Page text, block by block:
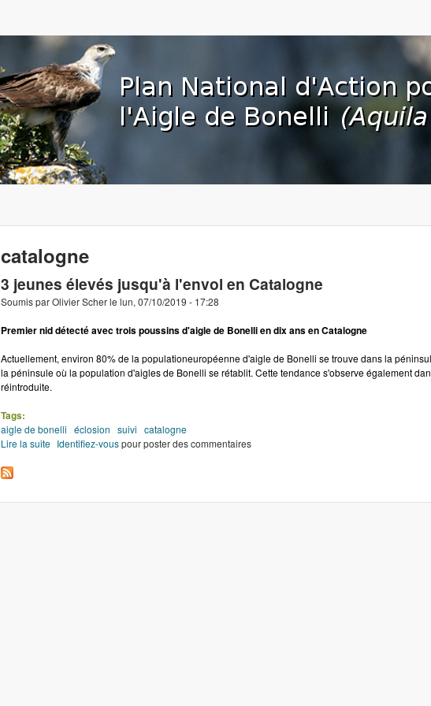
catalogne
3 jeunes élevés jusqu'à l'envol en Catalogne
Soumis parOlivier Scherle lun, 07/10/2019 - 17:28
Premier nid détecté avec trois poussins d'aigle de Bonelli en dix ans en Catalogne
Actuellement, environ 80% de la populationeuropéenne d'aigle de Bonelli se trouve dans la
la péninsule où la population d'aigles de Bonelli se rétablit. Cette tendance s'observe également
réintroduite.
Tags:
aigle de bonelli éclosion suivi catalogne
Lire la suite de 3 jeunes élevés jusqu'à l'envol en Catalogne
Identifiez-vouspour poster des commentaires